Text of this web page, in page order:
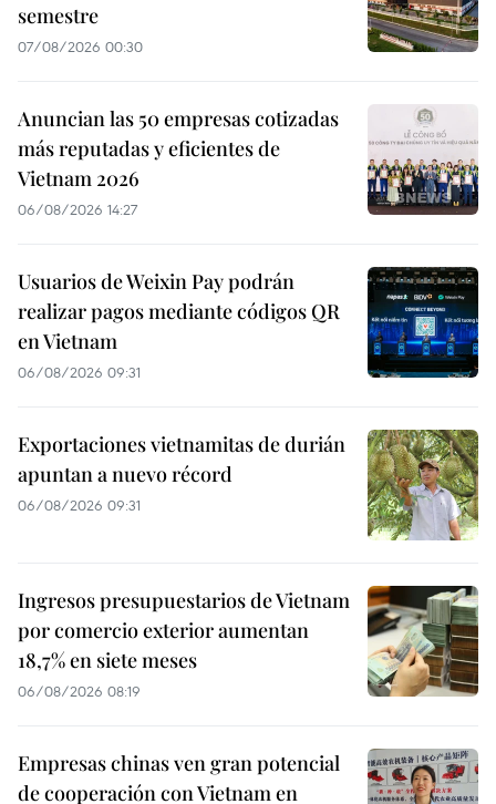
semestre
07/08/2026 00:30
Anuncian las 50 empresas cotizadas
más reputadas y eficientes de
Vietnam 2026
06/08/2026 14:27
Usuarios de Weixin Pay podrán
realizar pagos mediante códigos QR
en Vietnam
06/08/2026 09:31
Exportaciones vietnamitas de durián
apuntan a nuevo récord
06/08/2026 09:31
Ingresos presupuestarios de Vietnam
por comercio exterior aumentan
18,7% en siete meses
06/08/2026 08:19
Empresas chinas ven gran potencial
de cooperación con Vietnam en